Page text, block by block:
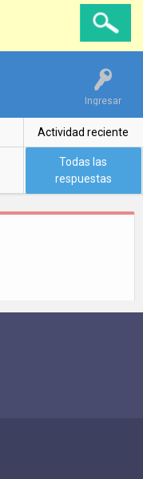
Ingresar
Actividad reciente
Todas las
respuestas